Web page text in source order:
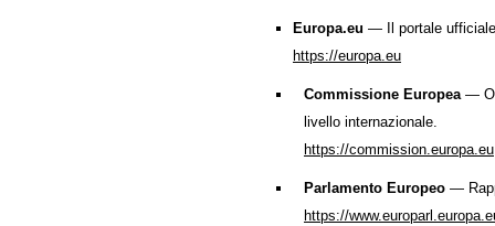
Europa.eu — Il portale
https://europa.eu
Commissione Europea —
livello internazionale.
https://commission.europa.eu
Parlamento Europeo —
https://